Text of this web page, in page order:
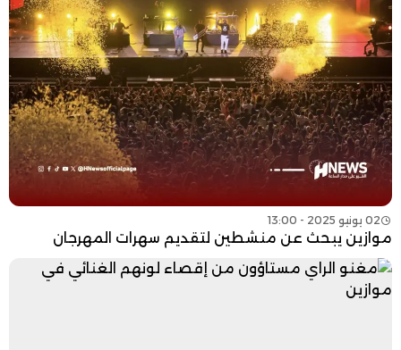
02 يونيو 2025 - 13:00
موازين يبحث عن منشطين لتقديم سهرات المهرجان